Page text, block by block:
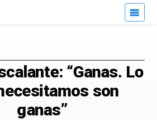
“Ganas. Lo
son
ganas”